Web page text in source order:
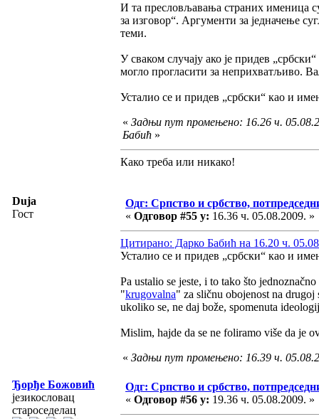
И та пресловљавања страних именица
за изговор“. Аргументи за једначење
теми.
У сваком случају ако је придев
могло прогласити за неприхватљиво.
Усталио се и придев „србски“ као и
« Задњи пут промењено: 16.26 ч.
Бабић »
Како треба или никако!
Duja
Гост
Одг: Српство и србство,
« Одговор #55 у: 16.36 ч. 05.08.2009. »
Цитирано: Дарко Бабић на 16.20 ч.
Усталио се и придев „србски“ као и
Pa ustalio se jeste, i to tako što
"krugovalna" za sličnu obojenost na
ukoliko se, ne daj bože, spomenuta
Mislim, hajde da se ne foliramo više da je
« Задњи пут промењено: 16.39 ч.
Ђорђе Божовић
језикословац
староседелац
Одг: Српство и србство,
« Одговор #56 у: 19.36 ч. 05.08.2009. »